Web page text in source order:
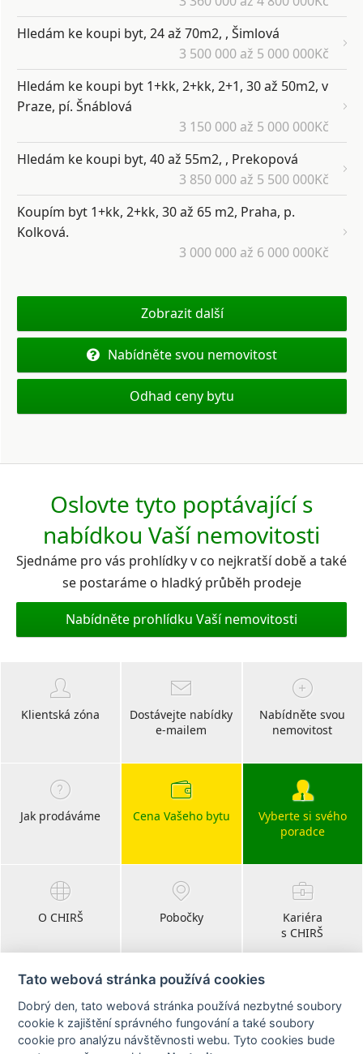
Hledám ke koupi byt, 24 až 70m2, , Šimlová
3 500 000 až 5 000 000Kč
Hledám ke koupi byt 1+kk, 2+kk, 2+1, 30 až 50m2, v
Praze, pí. Šnáblová
3 150 000 až 5 000 000Kč
Hledám ke koupi byt, 40 až 55m2, , Prekopová
3 850 000 až 5 500 000Kč
Koupím byt 1+kk, 2+kk, 30 až 65 m2, Praha, p.
Kolková.
3 000 000 až 6 000 000Kč
Zobrazit další
Nabídněte svou nemovitost
Odhad ceny bytu
Oslovte tyto poptávající s
nabídkou Vaší nemovitosti
Sjednáme pro vás prohlídky v co nejkratší době a také
se postaráme o hladký průběh prodeje
Nabídněte prohlídku Vaší nemovitosti
Klientská zóna
Dostávejte nabídky
e-mailem
Nabídněte svou
nemovitost
Jak prodáváme Cena Vašeho bytu
Vyberte si svého
poradce
O CHIRŠ Pobočky
Kariéra
s CHIRŠ
Blog
realitní články
Tato webová stránka používá cookies
Dobrý den, tato webová stránka používá nezbytné soubory
cookie k zajištění správného fungování a také soubory
cookie pro analýzu návštěvnosti webu. Tyto cookies bude